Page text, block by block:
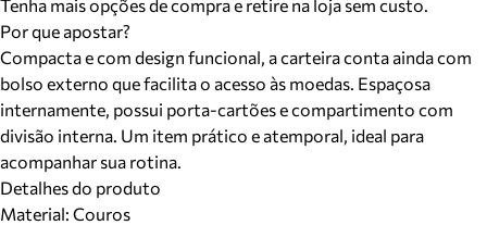
Tenha mais opções de compra e retire na loja sem custo.
Por que apostar?
Compacta e com design funcional, a carteira conta ainda com
bolso externo que facilita o acesso às moedas. Espaçosa
internamente, possui porta-cartões e compartimento com
divisão interna. Um item prático e atemporal, ideal para
acompanhar sua rotina.
Detalhes do produto
Material: Couros